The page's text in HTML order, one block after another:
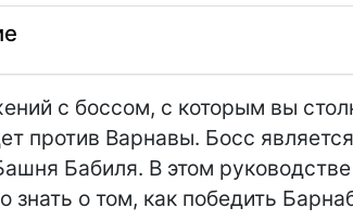
с боссом, с которым вы
против Варнавы. Босс
Бабиля. В этом
знать о том, как победить